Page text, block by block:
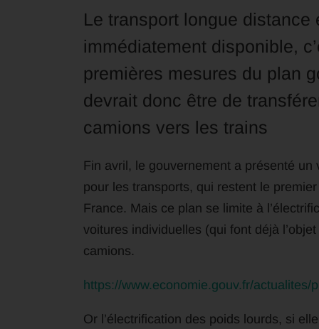
Le transport longue
immédiatement disponible,
premières mesures du plan
devrait donc être de
camions vers les trains
Fin avril, le gouvernement a présenté
pour les transports, qui restent le
France. Mais ce plan se limite à
voitures individuelles (qui font déjà
camions.
https://www.economie.gouv.fr/
Or l’électrification des poids lourds, si